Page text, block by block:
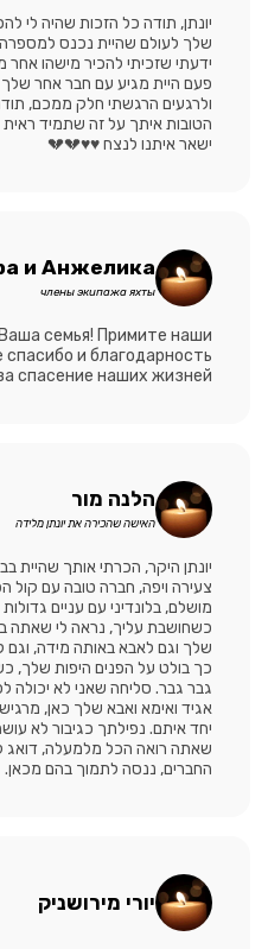
יונתן, תודה כל הזכות שהיה לי
שלך לעולם שהיית נכנס
ידעתי שזכיתי להכיר מישהו
פעם היית מגיע עם חבר אחר
ולרגעים הרגשתי חלק ממכם,
הטובות איתך על זה שתמיד
ישאר איתנו לנצח ♥️♥️💔💔
и Анжелика
члены экипажа яхты
семья! Примите наши
спасение наших жизней
הלנה מור
האישה שהכירה את יונתן מלידה
יונתן היקר, הכרתי אותך
צעירה ויפה, חברה טובה עם קול
מושלם, בלונדיני עם עניים גדולות
כשחושבת עליך, נראה לי שאתה
כך בולט על הפנים היפות שלך,
גבר גבר. סליחה שאני לא יכולה
אגיד ואימא ואבא שלך כאן,
יחד איתם. נפילתך כגיבור לא
שאתה רואה הכל מלמעלה, דואג
החברים, ננסה לתמוך בהם מכאן.
יורי מירושניק